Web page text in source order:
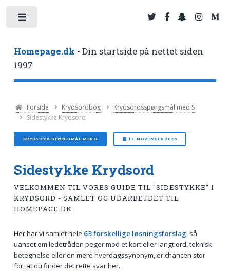
Homepage.dk - Din startside på nettet siden
1997
Forside Krydsordbog
Krydsordsspørgsmål med S
Sidestykke Krydsord
KRYDSORDSSPØRGSMÅL MED S 17. NOVEMBER 2025
Sidestykke Krydsord
VELKOMMEN TIL VORES GUIDE TIL "SIDESTYKKE" I
KRYDSORD - SAMLET OG UDARBEJDET TIL
HOMEPAGE.DK
Her har vi samlet hele 63 forskellige løsningsforslag, så
uanset om ledetråden peger mod et kort eller langt ord, teknisk
betegnelse eller en mere hverdagssynonym, er chancen stor
for, at du finder det rette svar her.